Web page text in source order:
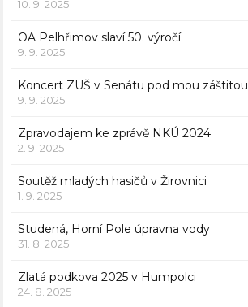
10. 9. 2025
OA Pelhřimov slaví 50. výročí
9. 9. 2025
Koncert ZUŠ v Senátu pod mou záštitou
9. 9. 2025
Zpravodajem ke zprávě NKÚ 2024
2. 9. 2025
Soutěž mladých hasičů v Žirovnici
1. 9. 2025
Studená, Horní Pole úpravna vody
31. 8. 2025
Zlatá podkova 2025 v Humpolci
24. 8. 2025